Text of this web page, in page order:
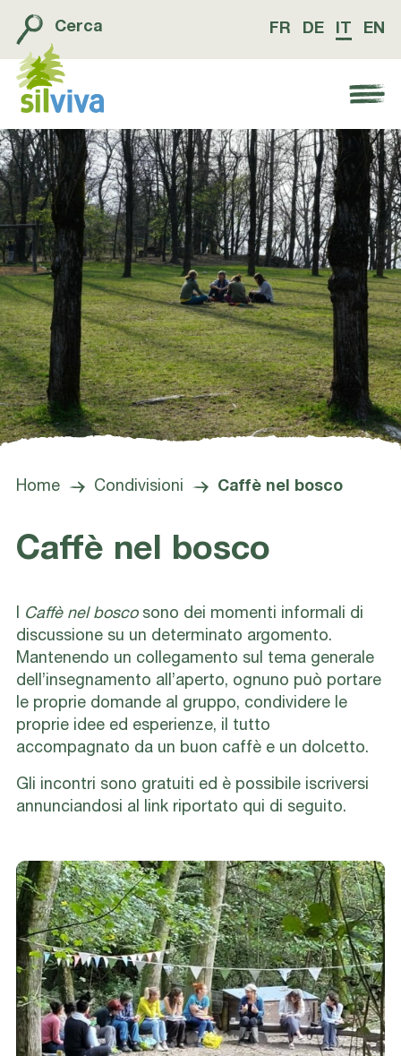
Cerca FR DE EN
Navigation öffnen bzw. schliessen
Home Condivisioni Caffè nel bosco
Caffè nel bosco
I ​ Caffè nel boscosono dei momenti informali di
discussione su un determinato argomento.
Mantenendo un collegamento sul tema generale
dell’insegnamento all’aperto, ognuno può portare
le proprie domande al gruppo, condividere le
proprie idee ed esperienze, il tutto
accompagnato da un buon caffè e un dolcetto.
Gli incontri sono gratuiti ed è possibile iscriversi
annunciandosi al link riportato qui di seguito.